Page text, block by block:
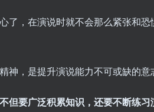
了，在演说时就不会那么紧张和
神，是提升演说能力不可或缺的意
不但要广泛积累知识，还要不断练